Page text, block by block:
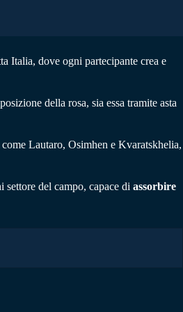
Italia, dove ogni partecipante crea e
della rosa, sia essa tramite asta
come Lautaro, Osimhen e Kvaratskhelia,
settore del campo, capace di assorbire